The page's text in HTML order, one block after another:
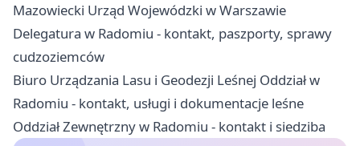
Mazowiecki Urząd Wojewódzki w Warszawie
Delegatura w Radomiu - kontakt, paszporty, sprawy
cudzoziemców
Biuro Urządzania Lasu i Geodezji Leśnej Oddział w
Radomiu - kontakt, usługi i dokumentacje leśne
Oddział Zewnętrzny w Radomiu - kontakt i siedziba